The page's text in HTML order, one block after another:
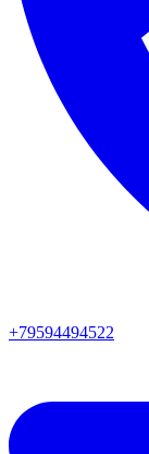
+79594494522